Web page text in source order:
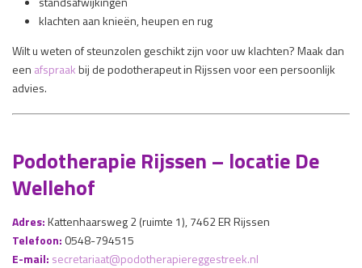
klachten aan knieën, heupen en rug
Wilt u weten of steunzolen geschikt zijn voor uw klachten? Maak dan
een afspraakbij de podotherapeut in Rijssen voor een persoonlijk
advies.
Podotherapie Rijssen – locatie De
Wellehof
Adres:Kattenhaarsweg 2 (ruimte 1), 7462 ER Rijssen
Telefoon: 0548-794515
E-mail: secretariaat@podotherapiereggestreek.nl